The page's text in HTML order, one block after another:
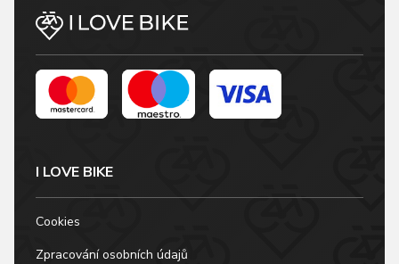
I LOVE BIKE
Cookies
Zpracování osobních údajů